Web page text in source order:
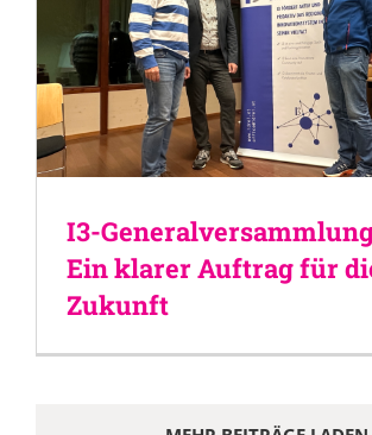
I3-
Ein klarer Auftrag für
Zukunft